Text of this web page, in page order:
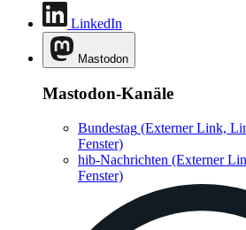
LinkedIn
Mastodon
Mastodon-Kanäle
Bundestag (Externer Link,
Fenster)
hib-Nachrichten (Externer
Fenster)